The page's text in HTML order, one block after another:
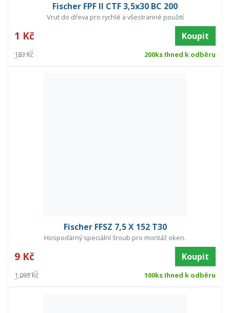
Fischer FPF II CTF 3,5x30 BC 200
Vrut do dřeva pro rychlé a všestranné použití
1 Kč Koupit
183 Kč 200ks Ihned k odběru
Fischer FFSZ 7,5 X 152 T30
Hospodárný speciální šroub pro montáž oken.
9 Kč Koupit
1 093 Kč 100ks Ihned k odběru